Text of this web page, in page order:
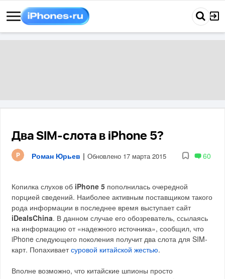
Два SIM-слота в iPhone 5?
Роман Юрьев | Обновлено 17 марта 2015 60
Копилка слухов об iPhone 5 пополнилась очередной
порцией сведений. Наиболее активным поставщиком такого
рода информации в последнее время выступает сайт
iDealsChina. В данном случае его обозреватель, ссылаясь
на информацию от «надежного источника», сообщил, что
iPhone следующего поколения получит два слота для SIM-
карт. Попахиваетсуровой китайской жестью.
Вполне возможно, что китайские шпионы просто